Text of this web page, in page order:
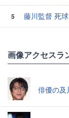
5
藤川監督 死
画像アクセスラ
俳優の及